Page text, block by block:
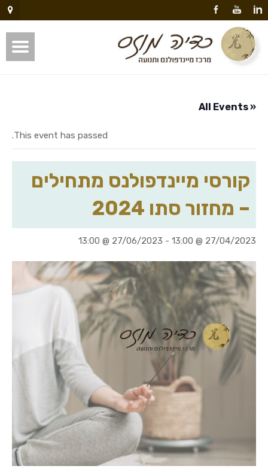
« All Events
This event has passed.
קורסי מיינדפולנס מתחילים
– מחזור סתו 2024
27/04/2023 @ 13:00
-
27/06/2023 @ 13:00